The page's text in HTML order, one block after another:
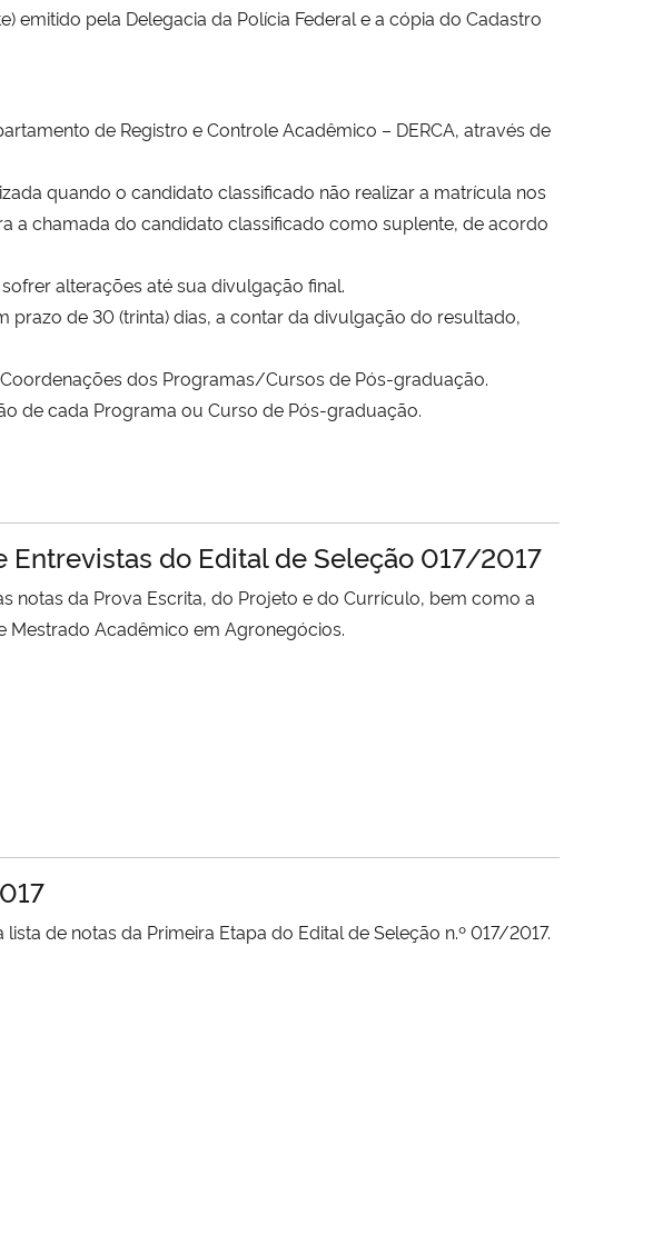
pela Delegacia da Polícia Federal e a cópia do Cadastro
de Registro e Controle Acadêmico – DERCA, através de
quando o candidato classificado não realizar a matrícula nos
a chamada do candidato classificado como suplente, de acordo
alterações até sua divulgação final.
prazo de 30 (trinta) dias, a contar da divulgação do resultado,
dos Programas/Cursos de Pós-graduação.
de cada Programa ou Curso de Pós-graduação.
Entrevistas do Edital de Seleção 017/2017
notas da Prova Escrita, do Projeto e do Currículo, bem como a
Mestrado Acadêmico em Agronegócios.
de notas da Primeira Etapa do Edital de Seleção n.º 017/2017.